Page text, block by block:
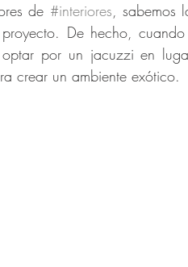
de #interiores, sabemos
De hecho,
optar por un jacuzzi en
crear un ambiente exótico.